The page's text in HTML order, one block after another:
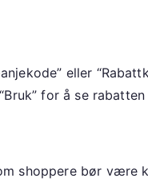
eller
for å se
shoppere bør være